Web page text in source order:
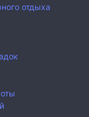
отдыха